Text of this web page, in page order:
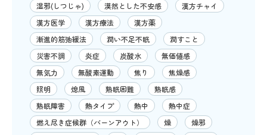
湿邪(しつじゃ)
漠然とした不安感
漢方チャイ
漢方医学
漢方療法
漢方薬
漸進的筋弛緩法
潤い不足不眠
潤すこと
災害不調
炎症 炭酸水
無価値感
無気力
無酸素運動 焦り
焦燥感
照明
熄風 熟眠困難
熟眠感
熟眠障害
熱タイプ 熱中
熱中症
燃え尽き症候群（バーンアウト）
燥
燥邪